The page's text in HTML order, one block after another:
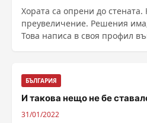
Хората са опрени до стената.
преувеличение. Решения има, компетентност няма.
Това написа в своя профил
БЪЛГАРИЯ
И такова нещо не бе
31/01/2022